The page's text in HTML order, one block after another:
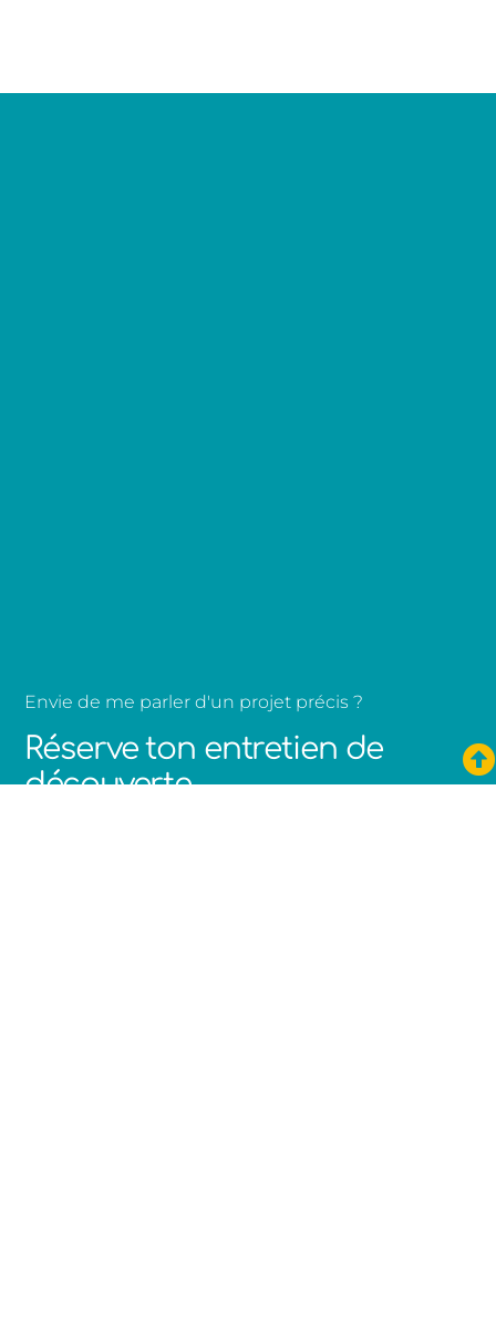
Envie de me parler d'un projet précis ?
Réserve ton entretien de
découverte